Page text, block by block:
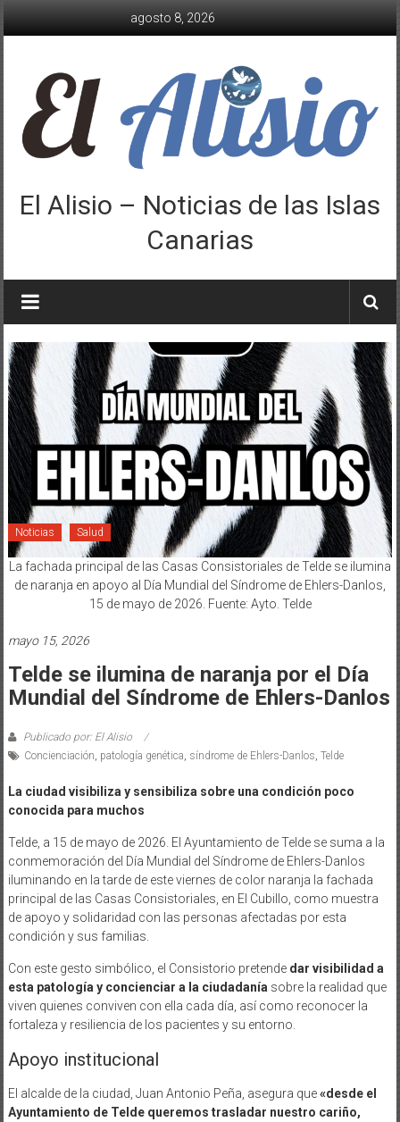
agosto 8, 2026
El Alisio – Noticias de las Islas
Canarias
Noticias Salud
La fachada principal de las Casas Consistoriales de Telde se ilumina
de naranja en apoyo al Día Mundial del Síndrome de Ehlers-Danlos,
15 de mayo de 2026. Fuente: Ayto. Telde
mayo 15, 2026
Telde se ilumina de naranja por el Día
Mundial del Síndrome de Ehlers-Danlos
Publicado por: El Alisio
Concienciación patología genética síndrome de Ehlers-Danlos Telde
La ciudad visibiliza y sensibiliza sobre una condición poco
conocida para muchos
Telde, a 15 de mayo de 2026. El Ayuntamiento de Telde se suma a la
conmemoración del Día Mundial del Síndrome de Ehlers-Danlos
iluminando en la tarde de este viernes de color naranja la fachada
principal de las Casas Consistoriales, en El Cubillo, como muestra
de apoyo y solidaridad con las personas afectadas por esta
condición y sus familias.
Con este gesto simbólico, el Consistorio pretende dar visibilidad a
esta patología y concienciar a la ciudadanía sobre la realidad que
viven quienes conviven con ella cada día, así como reconocer la
fortaleza y resiliencia de los pacientes y su entorno.
Apoyo institucional
El alcalde de la ciudad, Juan Antonio Peña, asegura que«desde el
Ayuntamiento de Telde queremos trasladar nuestro cariño,